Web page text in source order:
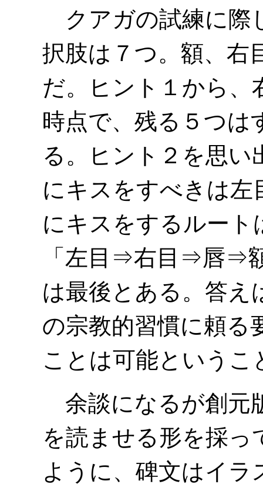
クアガの試練に際
択肢は７つ。額、右
だ。ヒント１から、
時点で、残る５つは
る。ヒント２を思い
にキスをすべきは左
にキスをするルー
「左目⇒右目⇒唇⇒
は最後とある。答え
の宗教的習慣に頼る
ことは可能というこ
余談になるが創元
を読ませる形を採っ
ように、碑文はイ